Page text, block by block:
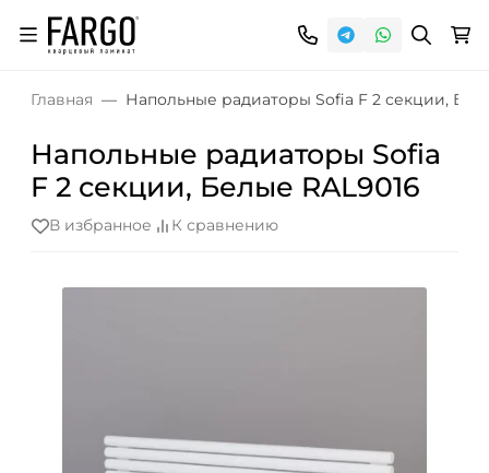
Главная Напольные радиаторы Sofia F 2 секции,
Напольные радиаторы Sofia
F 2 секции, Белые RAL9016
В избранное К сравнению